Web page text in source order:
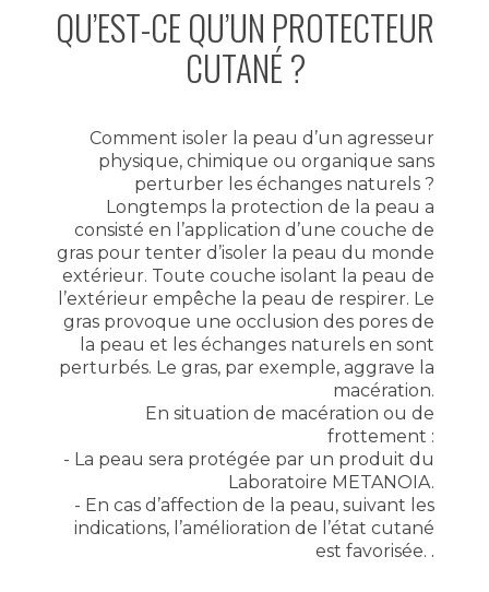
QU’EST-CE QU’UN PROTECTEUR
CUTANÉ ?
Comment isoler la peau d’un agresseur
physique, chimique ou organique sans
perturber les échanges naturels ?
Longtemps la protection de la peau a
consisté en l’application d’une couche de
gras pour tenter d’isoler la peau du monde
extérieur. Toute couche isolant la peau de
l’extérieur empêche la peau de respirer. Le
gras provoque une occlusion des pores de
la peau et les échanges naturels en sont
perturbés. Le gras, par exemple, aggrave la
macération.
En situation de macération ou de
frottement :
- La peau sera protégée par un produit du
Laboratoire METANOIA.
- En cas d’affection de la peau, suivant les
indications, l’amélioration de l’état cutané
est favorisée. .